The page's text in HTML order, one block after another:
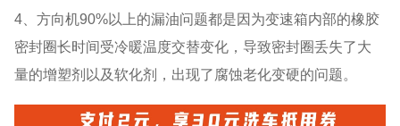
4、方向机90%以上的漏油问题都是因为变速箱内部的橡胶
密封圈长时间受冷暖温度交替变化，导致密封圈丢失了大
量的增塑剂以及软化剂，出现了腐蚀老化变硬的问题。